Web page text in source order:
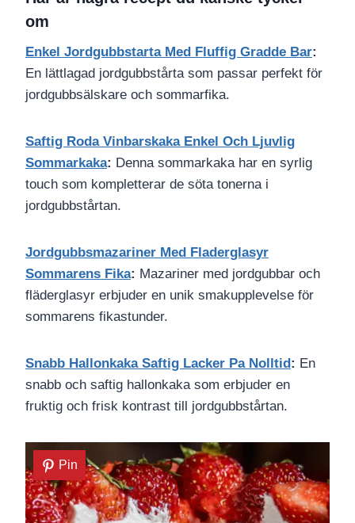
om
Enkel Jordgubbstarta Med Fluffig Gradde Bar:
En lättlagad jordgubbstårta som passar perfekt för
jordgubbsälskare och sommarfika.
Saftig Roda Vinbarskaka Enkel Och Ljuvlig
Sommarkaka: Denna sommarkaka har en syrlig
touch som kompletterar de söta tonerna i
jordgubbstårtan.
Jordgubbsmazariner Med Fladerglasyr
Sommarens Fika: Mazariner med jordgubbar och
fläderglasyr erbjuder en unik smakupplevelse för
sommarens fikastunder.
Snabb Hallonkaka Saftig Lacker Pa Nolltid: En
snabb och saftig hallonkaka som erbjuder en
fruktig och frisk kontrast till jordgubbstårtan.
Pin